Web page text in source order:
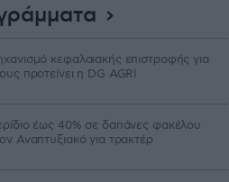
κεφαλαιακής επιστροφής για
προτείνει η DG AGRI
έως 40% σε δαπάνες φακέλου
Αναπτυξιακό για τρακτέρ